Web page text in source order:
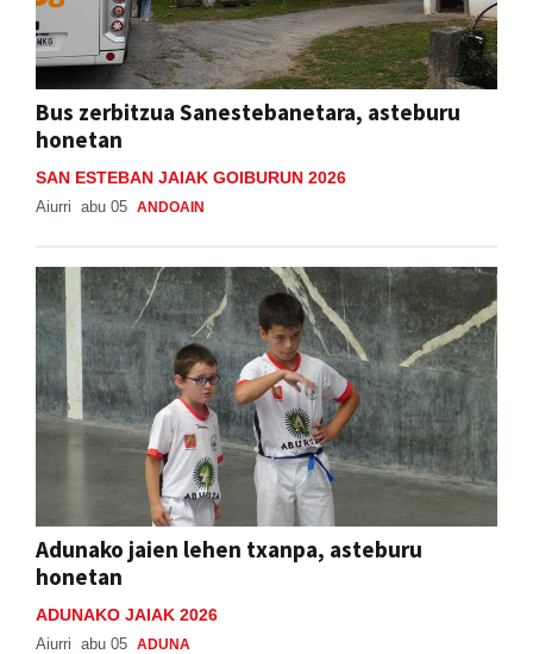
Bus zerbitzua Sanestebanetara, asteburu
honetan
SAN ESTEBAN JAIAK GOIBURUN 2026
Aiurri abu 05 ANDOAIN
Adunako jaien lehen txanpa, asteburu
honetan
ADUNAKO JAIAK 2026
Aiurri abu 05 ADUNA